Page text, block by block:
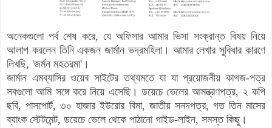
অনেকগুলো পর্ব শেষ করে, যে অফিসার আমার ভিসা সংক্রান্ত বিষয় নিয়ে
আলাপ করলেন তিনি একজন জার্মান ভদ্রমহিলা। আমার লেখার সুবিধার কারণে
লিখছি, 'জর্মন মহতরমা'।
জার্মান এমব্যাসির ওয়েব সাইটের তথ্যমতে যা যা প্রয়োজনীয় কাগজ-পত্র
সবগুলো আমি সঙ্গে করে নিয়ে এসেছি। ডয়েচে ভেলের আমন্ত্রণপত্র, ২ কপি
ছবি, পাসপোর্ট, ৩০ হাজার ইউরোর বিমা, জাতীয় সনদপত্র, গত তিন মাসের
ব্যাংক স্টেটমেন্ট, ডয়েচে ভেলে থেকে পাঠানো গাইড-লাইন, সমস্ত কিছু।